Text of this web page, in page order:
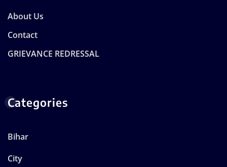
About Us
Contact
GRIEVANCE REDRESSAL
Categories
Bihar
City